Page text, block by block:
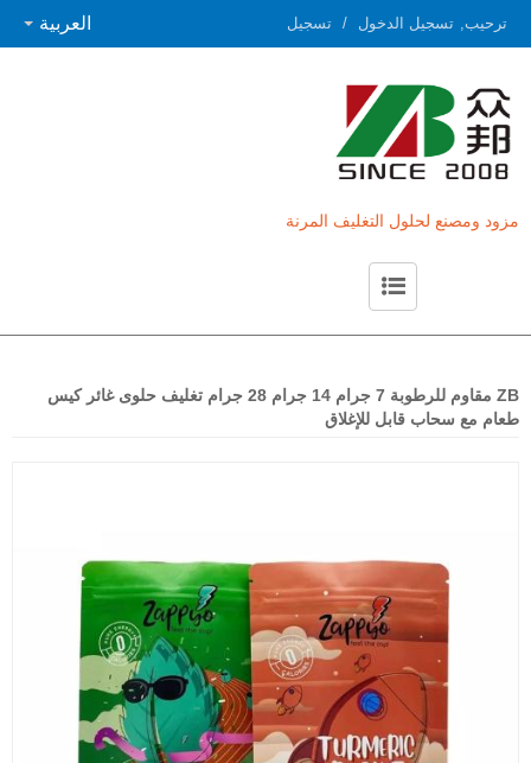
ترحيب, تسجيل الدخول / تسجيل العربية
مزود ومصنع لحلول التغليف المرنة
ZB مقاوم للرطوبة 7 جرام 14 جرام 28 جرام تغليف حلوى غائر كيس
طعام مع سحاب قابل للإغلاق